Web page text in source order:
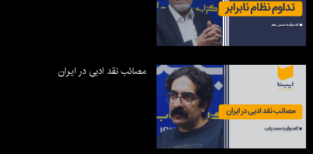
مصائب نقد ادبی در ایران